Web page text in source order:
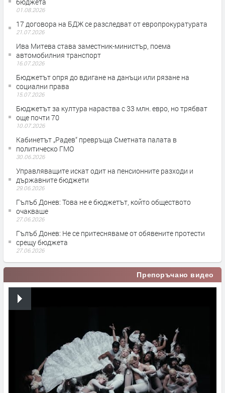
бюджета
01.08.2026
17 договора на БДЖ се разследват от европрокуратурата
21.07.2026
Ива Митева става заместник-министър, поема
автомобилния транспорт
16.07.2026
Бюджетът опря до вдигане на данъци или рязане на
социални права
15.07.2026
Бюджетът за култура нараства с 33 млн. евро, но трябват
още почти 70
10.07.2026
Кабинетът „Радев“ превръща Сметната палата в
политическо ГМО
30.06.2026
Управляващите искат одит на пенсионните разходи и
държавните бюджети
29.06.2026
Гълъб Донев: Това не е бюджетът, който обществото
очакваше
27.06.2026
Гълъб Донев: Не се притесняваме от обявените протести
срещу бюджета
27.06.2026
Препоръчано видео